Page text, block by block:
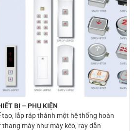
BỊ – PHỤ KIỆN
tạo, lắp ráp thành một hệ thống hoàn
máy như máy kéo, ray dẫn